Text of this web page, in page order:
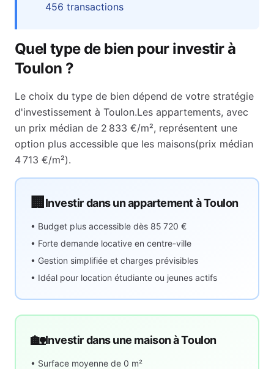
456 transactions
Quel type de bien pour investir à
Toulon ?
Le choix du type de bien dépend de votre stratégie
d'investissement à Toulon.Les appartements, avec
un prix médian de 2 833 €/m², représentent une
option plus accessible que les maisons(prix médian
4 713 €/m²).
🏢 Investir dans un appartement àToulon
• Budget plus accessible dès 85 720 €
• Forte demande locative en centre-ville
• Gestion simplifiée et charges prévisibles
• Idéal pour location étudiante ou jeunes actifs
🏡Investir dans une maison àToulon
• Surface moyenne de 0 m²